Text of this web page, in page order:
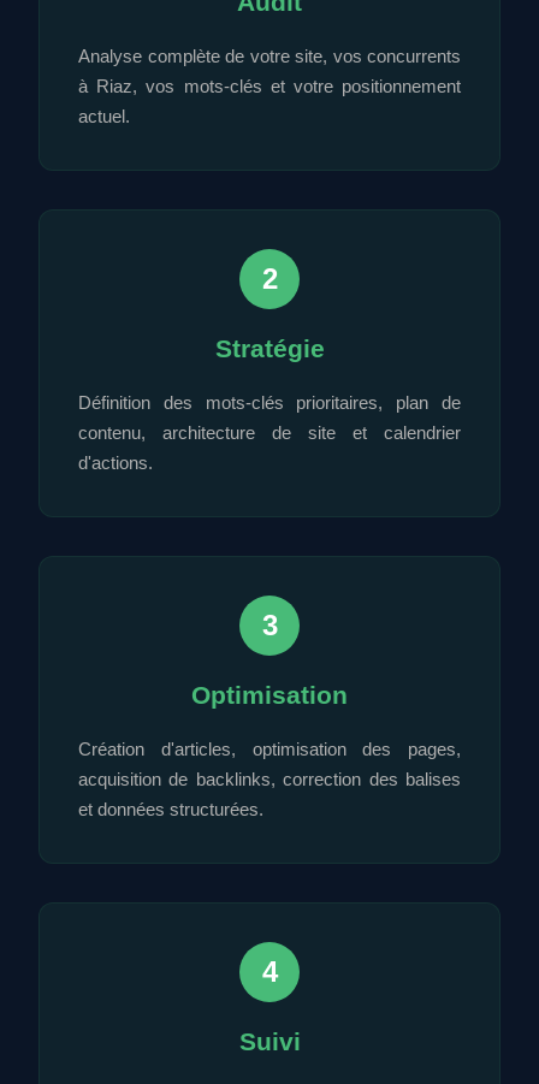
Analyse complète de votre site, vos concurrents
à Riaz, vos mots-clés et votre positionnement
actuel.
2
Stratégie
Définition des mots-clés prioritaires, plan de
contenu, architecture de site et calendrier
d'actions.
3
Optimisation
Création d'articles, optimisation des pages,
acquisition de backlinks, correction des balises
et données structurées.
4
Suivi